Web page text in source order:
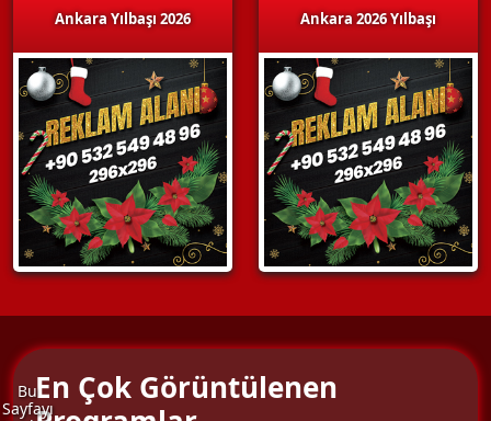
Ankara Yılbaşı 2026 Ankara 2026 Yılbaşı
Bu
Sayfayı
En Çok Görüntülenen